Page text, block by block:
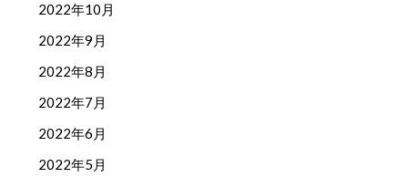
2022年10月
2022年9月
2022年8月
2022年7月
2022年6月
2022年5月